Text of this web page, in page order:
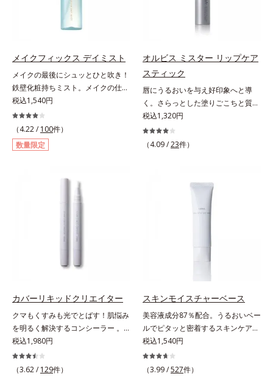
メイクフィックス デイミスト
メイクの最後にシュッとひと吹き！
鉄壁化粧持ちミスト。メイクの仕上
げにシュッとひと吹き。肌とメイク
の密着感をピタッと高め、メイクく
ずれを防ぎ、化粧持ちをアップさせ
るミストタイプの化粧水です。くず
れ防止成分(*1)を含む層と美容成分
振って混ぜると、美容成分がくずれ
防止成分を包み込み、メイクの上に
ピタッと密着。くずれ防止成分が
汗・水・皮脂をはじきながら、美容
成分がうるおいをキープ。Wの機能
でメイクをくずさずガードします。
続き、エアコンなどによる乾燥も防
イ酸、ジメチコン配合＝汗や水、皮
脂をはじき、メイクくずれを防ぐ成
分*2 オリーブ葉エキス、ゴレンシ
葉エキス、加水分解ヒアルロン酸、
異性化糖配合＝保湿成分【ご使用方
法】2層タイプなので、必ず容器を
よく振ってからお使いください。メ
税込1,540円
（4.22 / 100件）
数量限定
オルビス ミスター リップケア
スティック
唇にうるおいを与え好印象へと導
く。さらっとした塗りごこちと質感
で自然で好印象な口元に。さらっと
した軽やかな塗りごこちでありなが
らも、唇にうるおいを与える「モイ
リップクリームに苦手意識を感じる
方でも使用しやすい設計に。ツヤを
抑えた質感で、自然で好印象な口元
るおいを与えます。※センブリエキ
ス、ビワ葉エキス、カミツレ花エキ
税込1,320円
（4.09 /23件）
カバーリキッドクリエイター
クマもくすみも光でとばす！肌悩み
を明るく解決するコンシーラー 。
クマやくすみ(*)、年齢肌の抱えるお
悩みを、光で飛ばしてカバーするコ
ンシーラーです。黄ぐすみをカバー
税込1,980円
（3.62 / 129件）
スキンモイスチャーベース
美容液成分87％配合。うるおいベー
ルでピタッと密着するスキンケア発
想のメイク下地。化粧ノリ＆もち
UP！ファンデーションの仕上がり
を格上げする、スキンケア発想の化
税込1,540円
（3.99 /527件）